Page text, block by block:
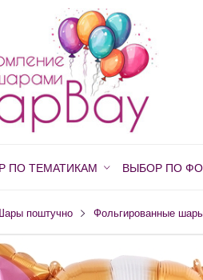
ПО ТЕМАТИКАМ ВЫБОР ПО
поштучно Фольгированные